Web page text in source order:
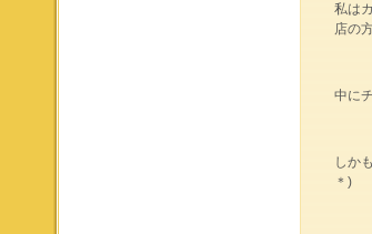
私は
店の
中に
しか
＊)